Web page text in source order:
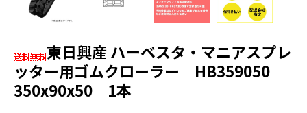
東日興産 ハーベスタ・マニアスプレ
ッター用ゴムクローラー HB359050
350x90x50 1本